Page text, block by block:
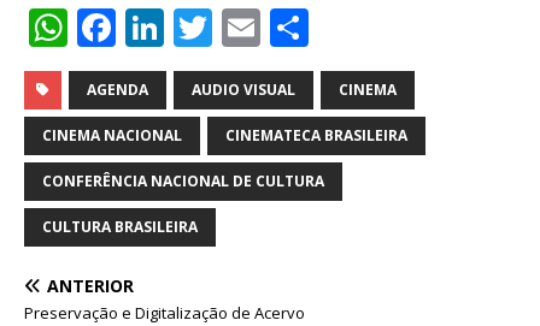
W
h
at
s
A
p
p
F
a
c
e
b
o
o
k
Li
n
k
e
dI
n
T
w
it
te
r
E
m
ai
l
h
ar
e
AGENDA AUDIO VISUAL CINEMA
CINEMA NACIONAL CINEMATECA BRASILEIRA
CONFERÊNCIA NACIONAL DE CULTURA
CULTURA BRASILEIRA
ANTERIOR
Preservação e Digitalização de Acervo